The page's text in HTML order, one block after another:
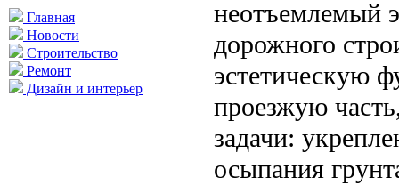
Главная
Новости
Строительство
Ремонт
Дизайн и интерьер
неотъемлемый
дорожного
эстетическую
проезжую
задачи:
осыпания